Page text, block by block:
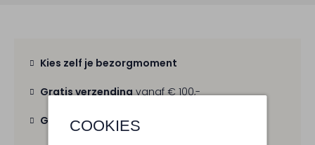
COOKIES
Kies zelf je bezorgmoment
Gratis verzendingvanaf € 100,-
Gratis retourbinnen 30 dagen